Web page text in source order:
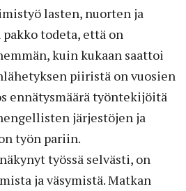
lasten, nuorten ja
todeta, että on
kuin kukaan saattoi
piiristä on vuosien
ennätysmäärä työntekijöitä
järjestöjen ja
työn pariin.
työssä selvästi, on
ja väsymistä. Matkan